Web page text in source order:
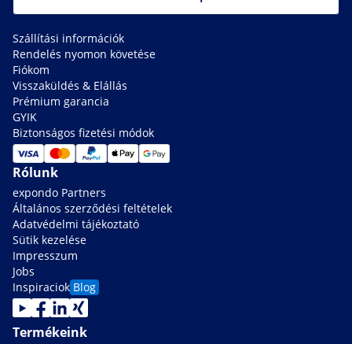
Szállítási információk
Rendelés nyomon követése
Fiókom
Visszaküldés & Elállás
Prémium garancia
GYIK
Biztonságos fizetési módok
Rólunk
expondo Partners
Általános szerződési feltételek
Adatvédelmi tájékoztató
Sütik kezelése
Impresszum
Jobs
Inspiraciok Blog
Termékeink